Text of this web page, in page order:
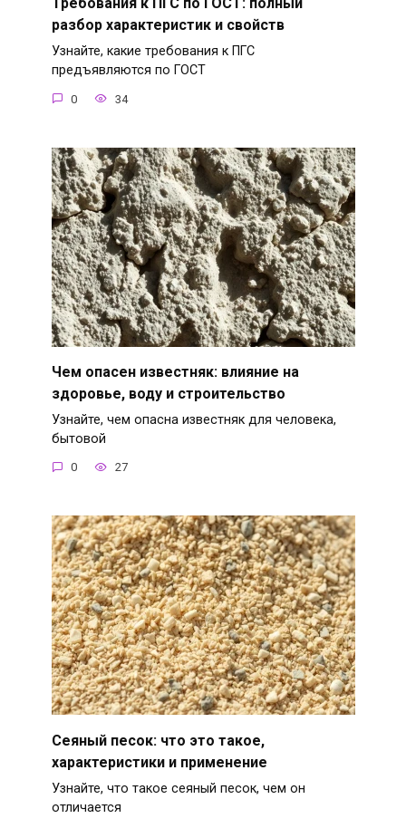
разбор характеристик и свойств
Узнайте, какие требования к ПГС
предъявляются по ГОСТ
0 34
Чем опасен известняк: влияние на
здоровье, воду и строительство
Узнайте, чем опасна известняк для человека,
бытовой
0 27
Сеяный песок: что это такое,
характеристики и применение
Узнайте, что такое сеяный песок, чем он
отличается